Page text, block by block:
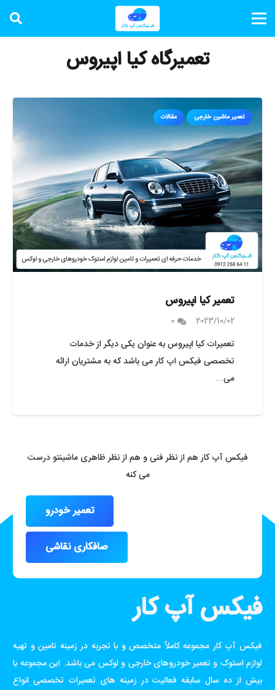
تعمیرگاه کیا اپیروس
تعمیر ماشین خارجی مقالات
تعمیر کیا اپیروس
2023/10/02
0
تعمیرات کیا اپیروس به عنوان یکی دیگر از خدمات
تخصصی فیکس اپ کار می باشد که به مشتریان ارائه
می…
فیکس آپ کار هم از نظر فنی و هم از نظر ظاهری ماشینتو درست
می کنه
تعمیر خودرو
صافکاری نقاشی
فیکس آپ کار
فیکس آپ کار مجموعه کاملاً متخصص و با تجربه در زمینه تامین و تهیه
لوازم استوک و تعمیر خودروهای خارجی و لوکس می باشد. این مجموعه با
بیش از ده سال سابقه فعالیت در زمینه های تعمیرات تخصصی انواع